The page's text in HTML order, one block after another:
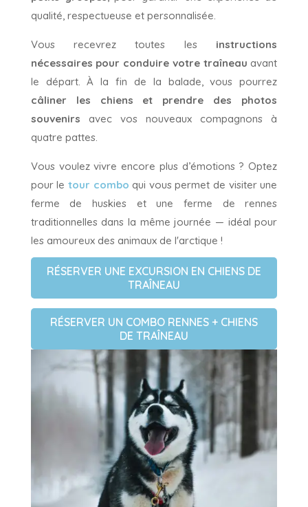
qualité, respectueuse et personnalisée.
Vous recevrez toutes les instructions
nécessaires pour conduire votre traîneau avant
le départ. À la fin de la balade, vous pourrez
câliner les chiens et prendre des photos
souvenirs avec vos nouveaux compagnons à
quatre pattes.
Vous voulez vivre encore plus d’émotions ? Optez
pour le tour combo qui vous permet de visiter une
ferme de huskies et une ferme de rennes
traditionnelles dans la même journée — idéal pour
les amoureux des animaux de l'arctique !
RÉSERVER UNE EXCURSION EN CHIENS DE
TRAÎNEAU
RÉSERVER UN COMBO RENNES + CHIENS
DE TRAÎNEAU